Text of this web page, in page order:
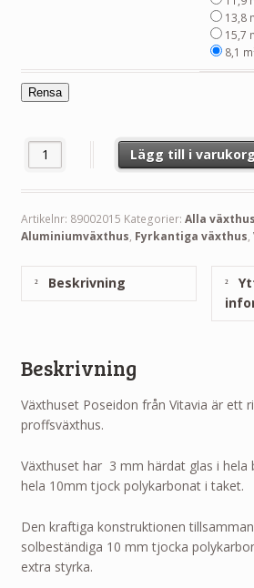
13,8
15,7
8,1
Rensa
Poseidon - Växthus Vitavia 8,1 - 15,7 m²
Lägg till i varukorg
Artikelnr: 89002015 Kategorier: Alla
Aluminiumväxthus, Fyrkantiga växthus,
Beskrivning
Beskrivning
Växthuset Poseidon från Vitavia är ett
proffsväxthus.
Växthuset har 3 mm härdat glas i hela
hela 10mm tjock polykarbonat i taket.
Den kraftiga konstruktionen
solbeständiga 10 mm tjocka
extra styrka.